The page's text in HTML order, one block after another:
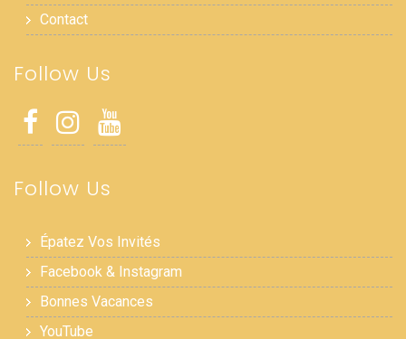
Contact
Follow Us
Follow Us
Épatez Vos Invités
Facebook & Instagram
Bonnes Vacances
YouTube